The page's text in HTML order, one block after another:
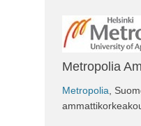
Metropolia
Metropolia ,